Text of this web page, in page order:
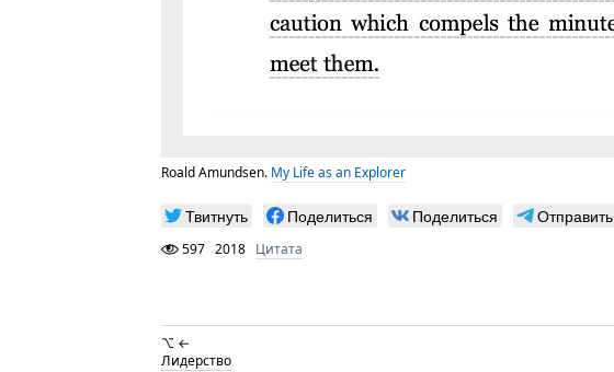
Roald Amundsen. My Life as an Explorer
Твитнуть Поделиться Поделиться Отправить
597 2018 Цитата
⌥ ←
Лидерство